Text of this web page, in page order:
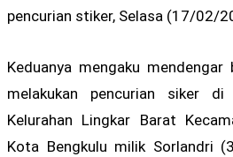
pencurian stiker, Selasa (17/02/
Keduanya mengaku
melakukan pencurian siker
Kelurahan Lingkar Barat
Kota Bengkulu milik Sorlandri